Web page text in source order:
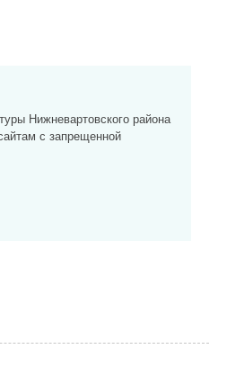
Нижневартовского района
с запрещенной